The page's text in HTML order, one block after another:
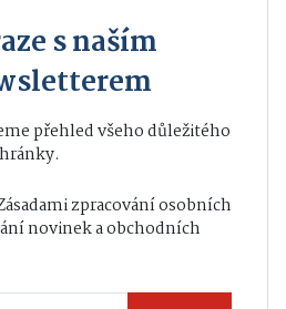
s naším
přehled všeho důležitého
zpracování osobních
novinek a obchodních